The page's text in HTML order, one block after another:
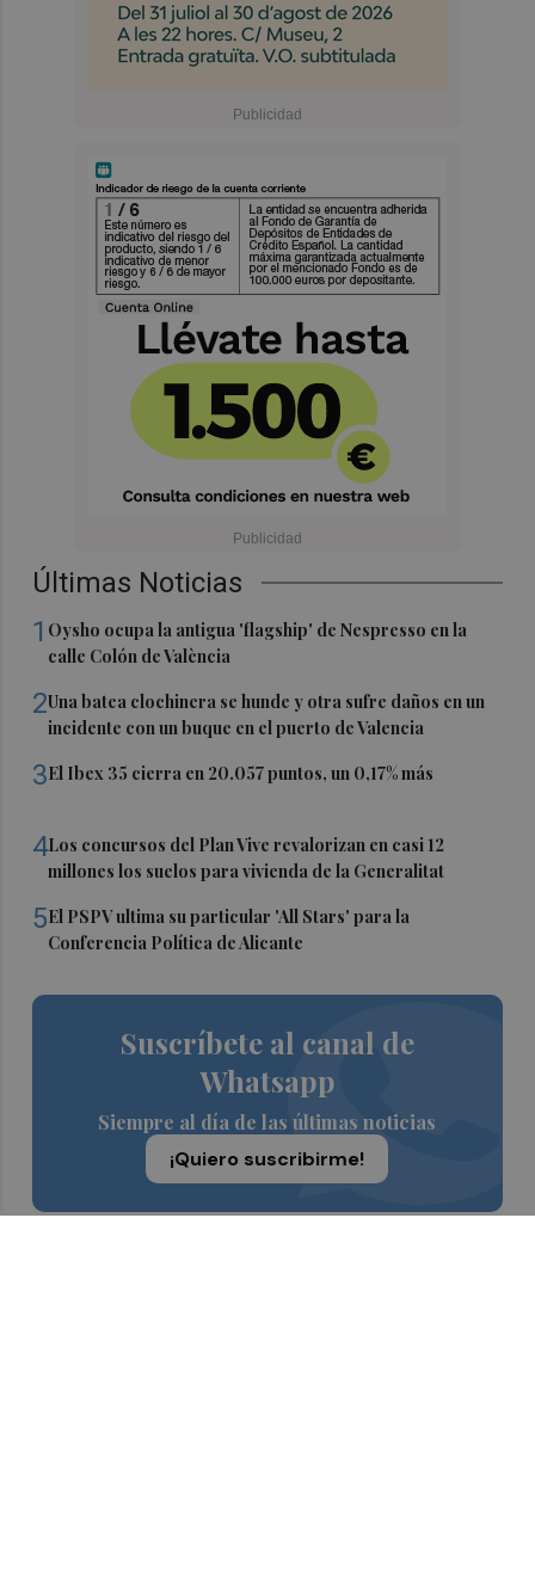
Últimas Noticias
1 Oysho ocupa la antigua 'flagship' de Nespresso en la
calle Colón de València
2Una batea clochinera se hunde y otra sufre daños en un
incidente con un buque en el puerto de Valencia
3El Ibex 35 cierra en 20.057 puntos, un 0,17% más
4Los concursos del Plan Vive revalorizan en casi 12
millones los suelos para vivienda de la Generalitat
5El PSPV ultima su particular 'All Stars' para la
Conferencia Política de Alicante
Suscríbete al canal de
Whatsapp
Siempre al día de las últimas noticias
¡Quiero suscribirme!